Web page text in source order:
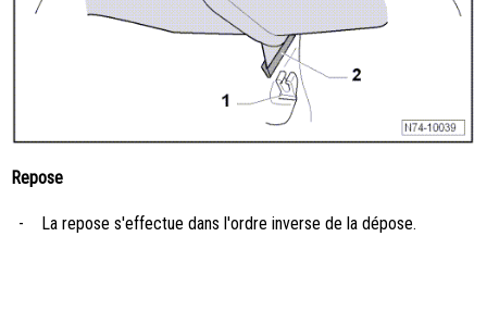
Repose
- La repose s'effectue dans l'ordre inverse de la dépose.